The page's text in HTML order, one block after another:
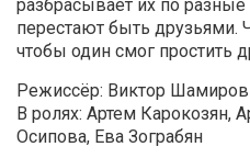
разбрасывает их по
перестают быть друзьями.
чтобы один смог простить
Режиссёр: Виктор Шамиров
В ролях: Артем Карокозян,
Осипова, Ева Зограбян